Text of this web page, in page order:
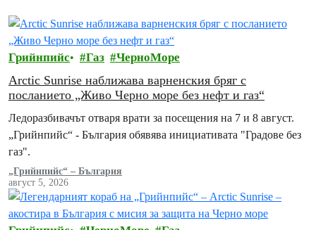
Грийнпийс Газ ЧерноМоре
Arctic Sunrise наближава варненския бряг с
посланието „Живо Черно море без нефт и газ“
Ледоразбивачът отваря врати за посещения на 7 и 8 август.
„Грийнпийс“ - България обявява инициативата "Градове без
газ".
„Грийнпийс“ – България
август 5, 2026